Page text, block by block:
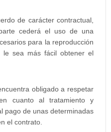
de carácter contractual,
cederá el uso de una
para la reproducción
le sea más fácil obtener el
obligado a respetar
cuanto al tratamiento y
pago de unas determinadas
el contrato.